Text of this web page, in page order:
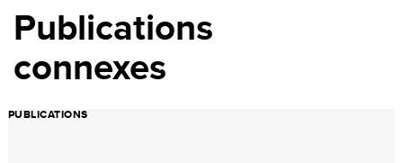
Publications
connexes
PUBLICATIONS